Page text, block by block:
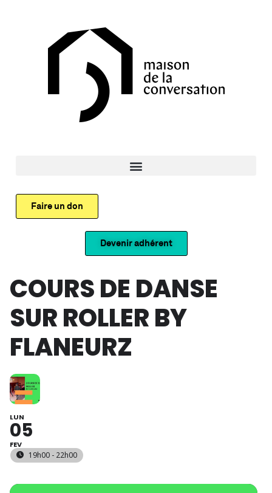
Faire un don
Devenir adhérent
COURS DE DANSE
SUR ROLLER BY
FLANEURZ
LUN
05
FEV
19h00 - 22h00